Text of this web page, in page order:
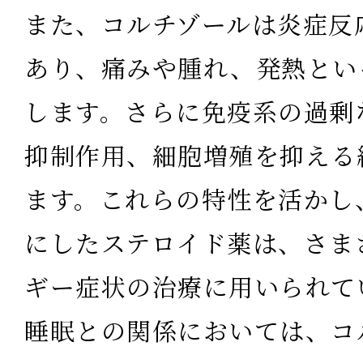
また、
コルチゾールは炎症
あり、痛みや腫れ、発熱と
します。さらに免疫系の過
抑制作用、細胞増殖を抑え
ます。これらの特性を活か
にしたステロイド薬は、さ
ギー症状の治療に用いられ
睡眠との関係においては、